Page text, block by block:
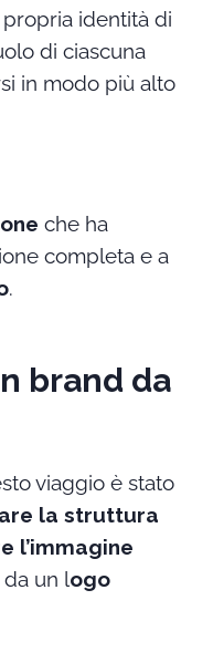
identità di
di ciascuna
in modo più alto
che ha
completa e a
.
brand da
viaggio è stato
la struttura
l’immagine
un logo